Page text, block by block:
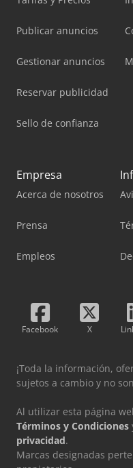
Publicar anuncios
Gestionar anuncios
Reservar publicidad
Sello de confianza
Empresa
Acerca de nosotros
Prensa
Empleos
Facebook X
¡Toda la información,
sujetos a cambio y no
Al utilizar esta página
Términos y Condiciones
privacidad.
Marcas designadas